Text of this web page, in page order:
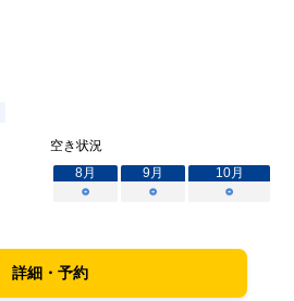
空き状況
8月 9月 10月
○
○ ○
詳細・予約